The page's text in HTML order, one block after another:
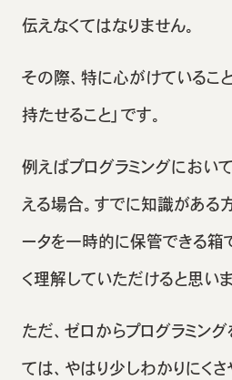
伝えなくてはなりません。
その際、特に心がけているこ
持たせること」です。
例えばプログラミングにおい
える場合。すでに知識がある
ータを一時的に保管できる箱
く理解していただけると思いま
ただ、ゼロからプログラミン
ては、やはり少しわかりにく